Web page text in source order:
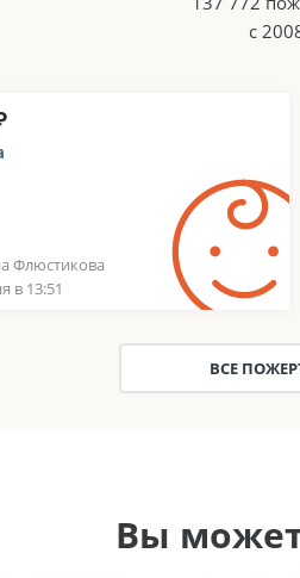
с
Флюстикова
в 13:51
ВСЕ
Вы